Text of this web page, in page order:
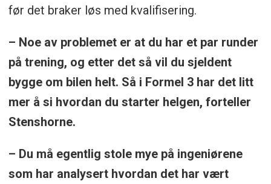
før det braker løs med kvalifisering.
– Noe av problemet er at du har et par runder
på trening, og etter det så vil du sjeldent
bygge om bilen helt. Så i Formel 3 har det litt
mer å si hvordan du starter helgen, forteller
Stenshorne.
– Du må egentlig stole mye på ingeniørene
som har analysert hvordan det har vært